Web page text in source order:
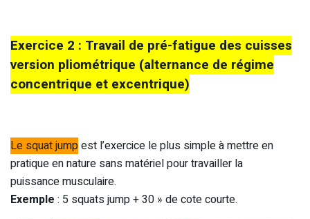
Exercice 2 : Travail de pré-fatigue des cuisses
version pliométrique (alternance de régime
concentrique et excentrique)
Le squat jumpest l’exercice le plus simple à mettre en
pratique en nature sans matériel pour travailler la
puissance musculaire.
Exemple : 5 squats jump + 30 » de cote courte.